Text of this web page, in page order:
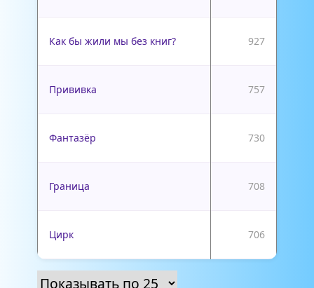
Как бы жили мы без книг? 927
Прививка 757
Фантазёр 730
Граница 708
Цирк 706